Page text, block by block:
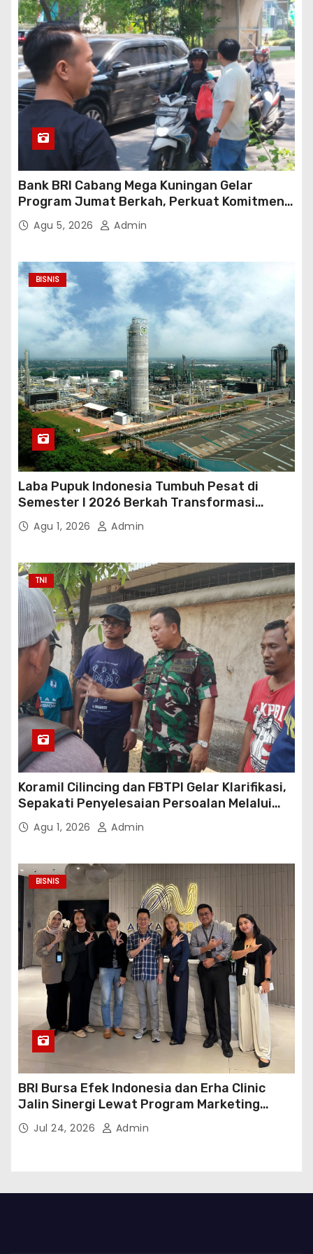
Bank BRI Cabang Mega Kuningan Gelar
Program Jumat Berkah, Perkuat Komitmen
untuk Saling Berbagai Kepada Masyarakat
Sekitar Kawasan Mega Kuningan
Agu 5, 2026 Admin
BISNIS
Laba Pupuk Indonesia Tumbuh Pesat di
Semester I 2026 Berkah Transformasi
Danantara
Agu 1, 2026 Admin
TNI
Koramil Cilincing dan FBTPI Gelar Klarifikasi,
Sepakati Penyelesaian Persoalan Melalui
DialogAgu 1, 2026 Admin
BISNIS
BRI Bursa Efek Indonesia dan Erha Clinic
Jalin Sinergi Lewat Program Marketing
Kolaborasi
Jul 24, 2026 Admin